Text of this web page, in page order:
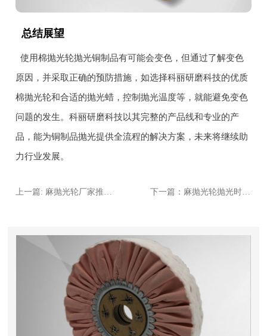
总结展望
使用棉抛光轮抛光铜制品有可能会变色，但通过了解变色
原因，并采取正确的预防措施，如选择科丽研磨科技的优质
棉抛光轮和合适的抛光蜡，控制抛光温度等，就能避免变色
问题的发生。科丽研磨科技以其完整的产品线和专业的产
品，能为铜制品抛光提供全流程的解决方案，未来将继续助
力行业发展。
上一篇: 麻抛光轮厂家推荐：2024年性价比**的5家企业 下一篇：麻抛光轮抛光时发热怎么办？3个降温技巧分享